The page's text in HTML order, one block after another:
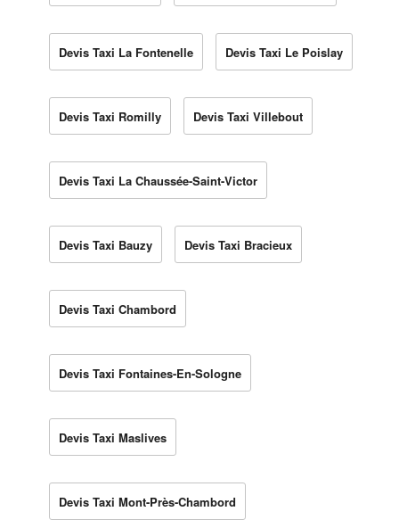
Devis Taxi La Fontenelle Devis Taxi Le Poislay
Devis Taxi Romilly Devis Taxi Villebout
Devis Taxi La Chaussée-Saint-Victor
Devis Taxi Bauzy Devis Taxi Bracieux
Devis Taxi Chambord
Devis Taxi Fontaines-En-Sologne
Devis Taxi Maslives
Devis Taxi Mont-Près-Chambord